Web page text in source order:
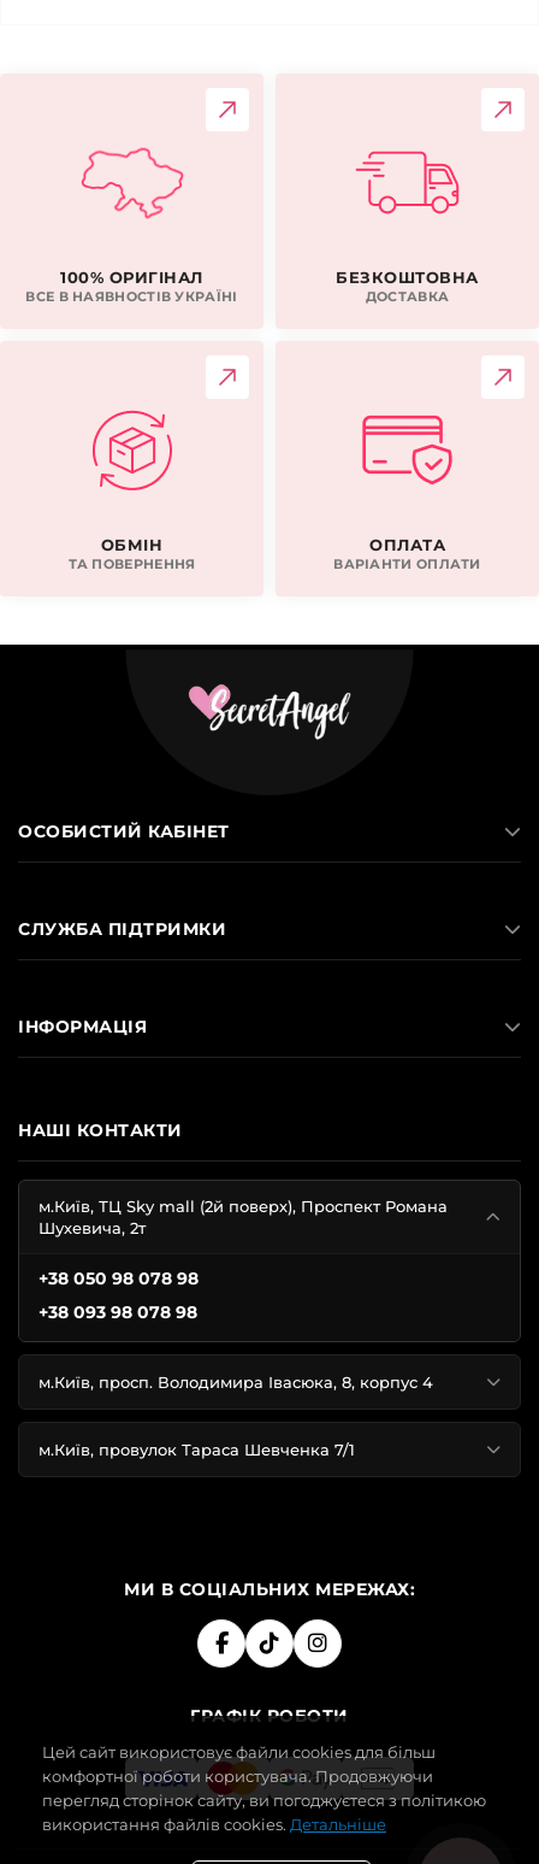
100% ОРИГІНАЛ
ВСЕ В НАЯВНОСTIВ УКРАЇНІ
БЕЗКОШТОВНА
ДОСТАВКА
ОБМІН
ТА ПОВЕРНЕННЯ
ОПЛАТА
ВАРІАНТИ ОПЛАТИ
НАШІ КОНТАКТИ
м.Київ, ТЦ Sky mall (2й поверх), Проспект Романа
Шухевича, 2т
+38 050 98 078 98
+38 093 98 078 98
м.Київ, просп. Володимира Івасюка, 8, корпус 4
м.Київ, провулок Тараса Шевченка 7/1
ОСОБИСТИЙ КАБІНЕТ
СЛУЖБА ПІДТРИМКИ
ІНФОРМАЦІЯ
МИ В СОЦІАЛЬНИХ МЕРЕЖАХ:
ГРАФІК РОБОТИ
Цей сайт використовує файли cookies для більш
комфортної роботи користувача. Продовжуючи
перегляд сторінок сайту, ви погоджуєтеся з політикою
використання файлів cookies. Детальніше